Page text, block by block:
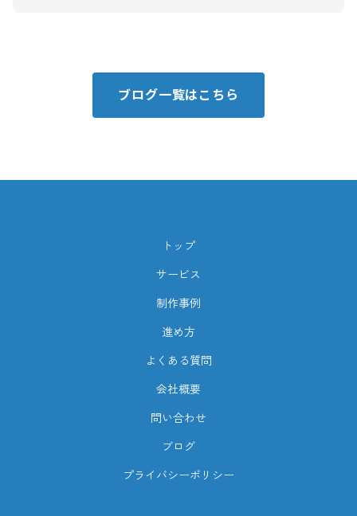
ブログ一覧はこちら
トップ
サービス
制作事例
進め方
よくある質問
会社概要
問い合わせ
ブログ
プライバシーポリシー